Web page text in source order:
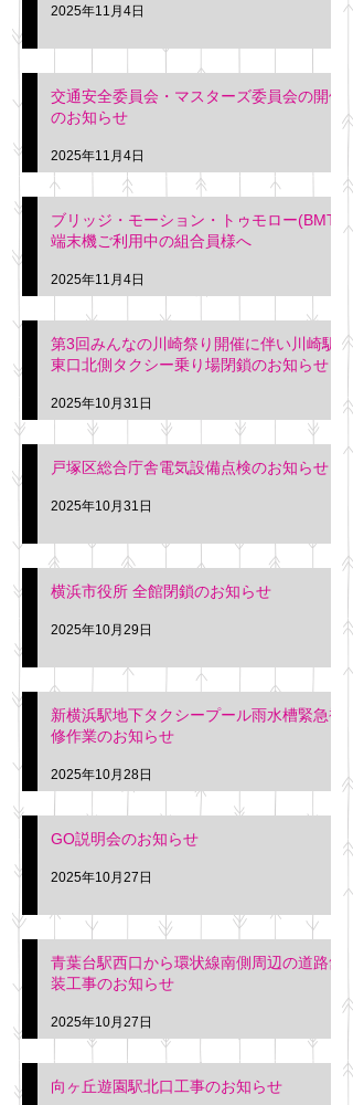
2025年11月4日
交通安全委員会・マスターズ委員会の開催
のお知らせ
2025年11月4日
ブリッジ・モーション・トゥモロー(BMT)
端末機ご利用中の組合員様へ
2025年11月4日
第3回みんなの川崎祭り開催に伴い川崎駅
東口北側タクシー乗り場閉鎖のお知らせ
2025年10月31日
戸塚区総合庁舎電気設備点検のお知らせ
2025年10月31日
横浜市役所 全館閉鎖のお知らせ
2025年10月29日
新横浜駅地下タクシープール雨水槽緊急補
修作業のお知らせ
2025年10月28日
GO説明会のお知らせ
2025年10月27日
青葉台駅西口から環状線南側周辺の道路舗
装工事のお知らせ
2025年10月27日
向ヶ丘遊園駅北口工事のお知らせ